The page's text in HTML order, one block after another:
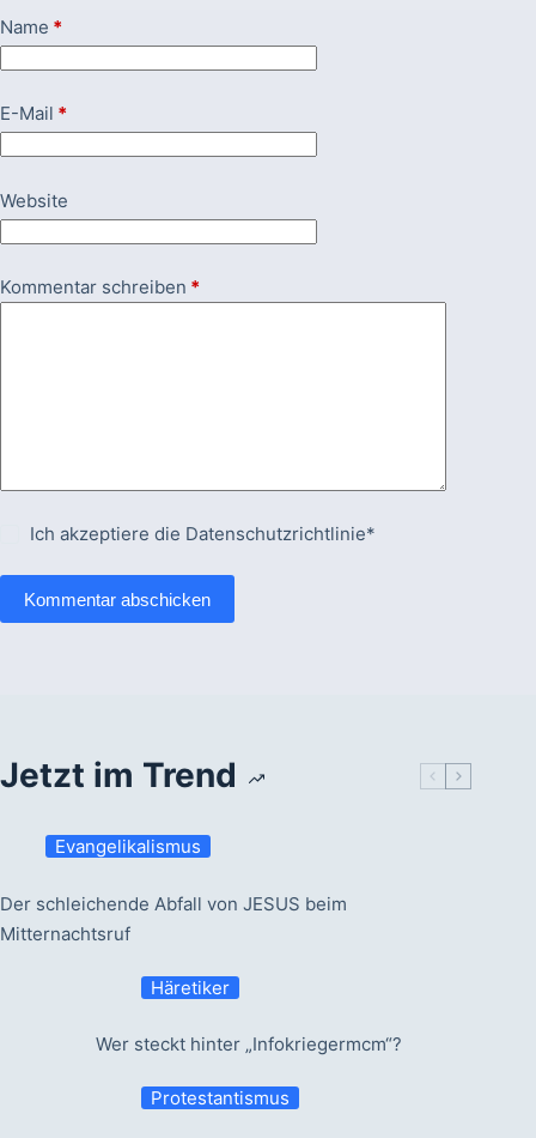
Name *
E-Mail *
Website
Kommentar schreiben *
Ich akzeptiere die Datenschutzrichtlinie*
Kommentar abschicken
Jetzt im Trend
Evangelikalismus
Der schleichende Abfall von JESUS beim
Mitternachtsruf
Häretiker
Wer steckt hinter „Infokriegermcm“?
Protestantismus